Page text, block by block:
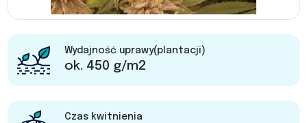
Wydajność uprawy(plantacji)
ok. 450 g/m2
Czas kwitnienia